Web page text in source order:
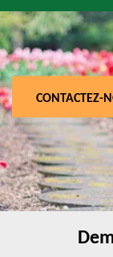
CONTACTEZ-